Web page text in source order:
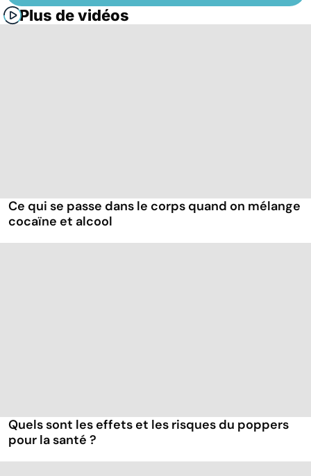
Plus de vidéos
Ce qui se passe dans le corps quand on mélange
cocaïne et alcool
Quels sont les effets et les risques du poppers
pour la santé ?